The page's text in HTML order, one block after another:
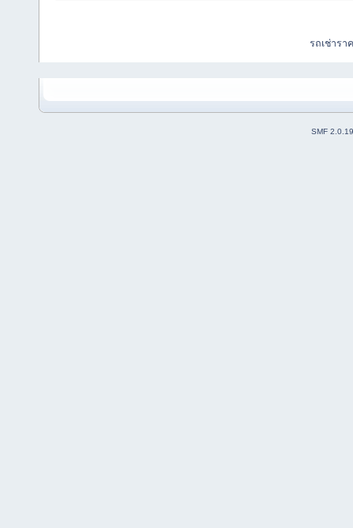
รถเช่าร
SMF 2.0.19